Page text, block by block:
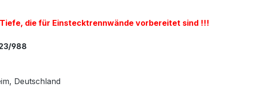
die für Einstecktrennwände vorbereitet sind !!!
988
Deutschland